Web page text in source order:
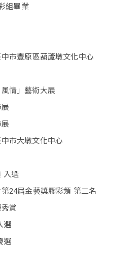
組畢業
市豐原區葫蘆墩文化中心
情」藝術大展
市大墩文化中心
入選
24屆金藝獎膠彩類 第二名
賞
選
選